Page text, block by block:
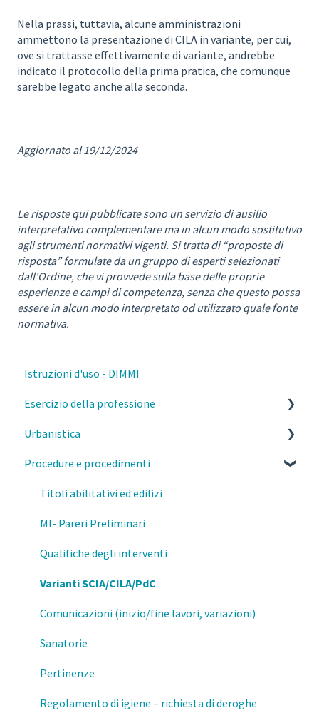
Nella prassi, tuttavia, alcune amministrazioni
ammettono la presentazione di CILA in variante, per cui,
ove si trattasse effettivamente di variante, andrebbe
indicato il protocollo della prima pratica, che comunque
sarebbe legato anche alla seconda.
Aggiornato al 19/12/2024
Le risposte qui pubblicate sono un servizio di ausilio
interpretativo complementare ma in alcun modo sostitutivo
agli strumenti normativi vigenti. Si tratta di “proposte di
risposta” formulate da un gruppo di esperti selezionati
dall'Ordine, che vi provvede sulla base delle proprie
esperienze e campi di competenza, senza che questo possa
essere in alcun modo interpretato od utilizzato quale fonte
normativa.
Istruzioni d'uso - DIMMI
Esercizio della professione
Parcelle, contratti e diritto civile
Deontologia
Responsabilità del professionista
Privacy e GDPR
Fisco
Prevenzione e Sicurezza Antincendio
Formazione
Urbanistica
PGT Milano- Norme morfologiche
PGT Milano- Piano delle regole
PGT Milano- Piano dei servizi
Piano di governo del territorio
Attestazione della consistenza Edilizia
Salvaguardia
Mutamenti di destinazione d'uso
Esercizio della professione
Procedure e procedimenti
Titoli abilitativi ed edilizi
MI- Pareri Preliminari
Qualifiche degli interventi
Varianti SCIA/CILA/PdC
Comunicazioni (inizio/fine lavori, variazioni)
Sanatorie
Pertinenze
Regolamento di igiene – richiesta di deroghe